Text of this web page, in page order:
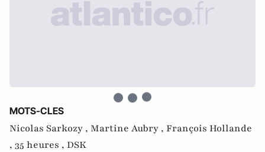
MOTS-CLES
Nicolas Sarkozy , Martine Aubry , François Hollande
, 35 heures , DSK